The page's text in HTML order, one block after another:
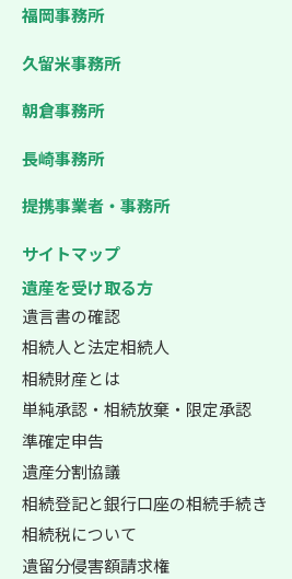
福岡事務所
久留米事務所
朝倉事務所
長崎事務所
提携事業者・事務所
サイトマップ
遺産を受け取る方
遺言書の確認
相続人と法定相続人
相続財産とは
単純承認・相続放棄・限定承認
準確定申告
遺産分割協議
相続登記と銀行口座の相続手続き
相続税について
遺留分侵害額請求権